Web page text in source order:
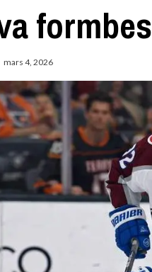
mars 4, 2026